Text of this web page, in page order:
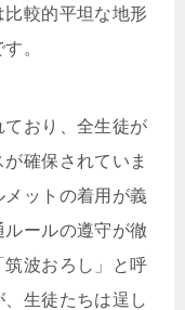
較的平坦な地形
。
おり、全生徒が
確保されていま
ットの着用が義
ールの遵守が徹
筑波おろし」と呼
生徒たちは逞し